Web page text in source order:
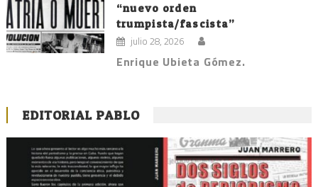
“nuevo orden
trumpista/fascista”
julio 28, 2026
Enrique Ubieta Gómez.
EDITORIAL PABLO